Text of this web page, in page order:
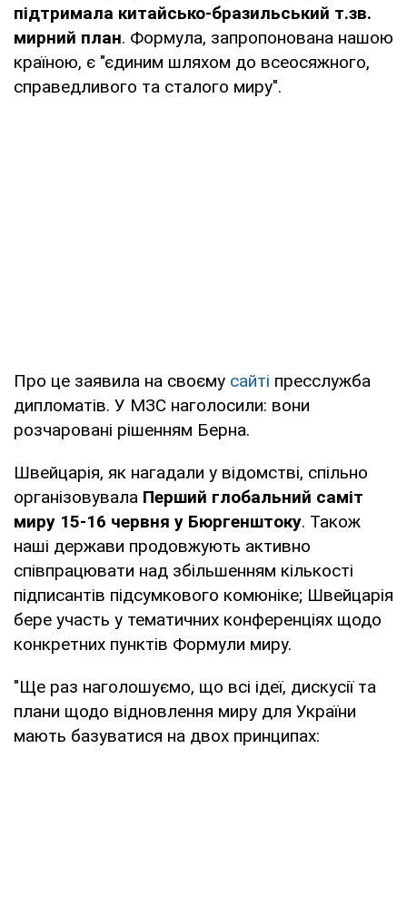
підтримала китайсько-бразильський т.зв.
мирний план. Формула, запропонована нашою
країною, є "єдиним шляхом до всеосяжного,
справедливого та сталого миру".
Про це заявила на своєму сайті пресслужба
дипломатів. У МЗС наголосили: вони
розчаровані рішенням Берна.
Швейцарія, як нагадали у відомстві, спільно
організовувала Перший глобальний саміт
миру 15-16 червня у Бюргенштоку. Також
наші держави продовжують активно
співпрацювати над збільшенням кількості
підписантів підсумкового комюніке; Швейцарія
бере участь у тематичних конференціях щодо
конкретних пунктів Формули миру.
"Ще раз наголошуємо, що всі ідеї, дискусії та
плани щодо відновлення миру для України
мають базуватися на двох принципах: